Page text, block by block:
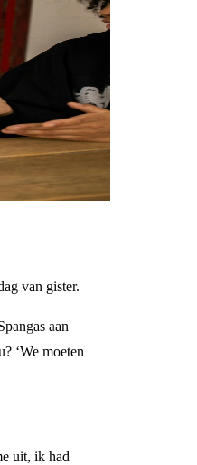
van gister.
aan
‘We moeten
uit, ik had